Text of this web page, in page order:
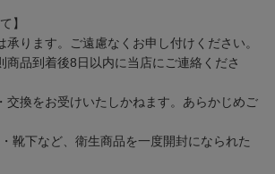
】
承ります。ご遠慮なくお申し付けください。
商品到着後8日以内に当店にご連絡くださ
交換をお受けいたしかねます。あらかじめご
下など、衛生商品を一度開封になられた